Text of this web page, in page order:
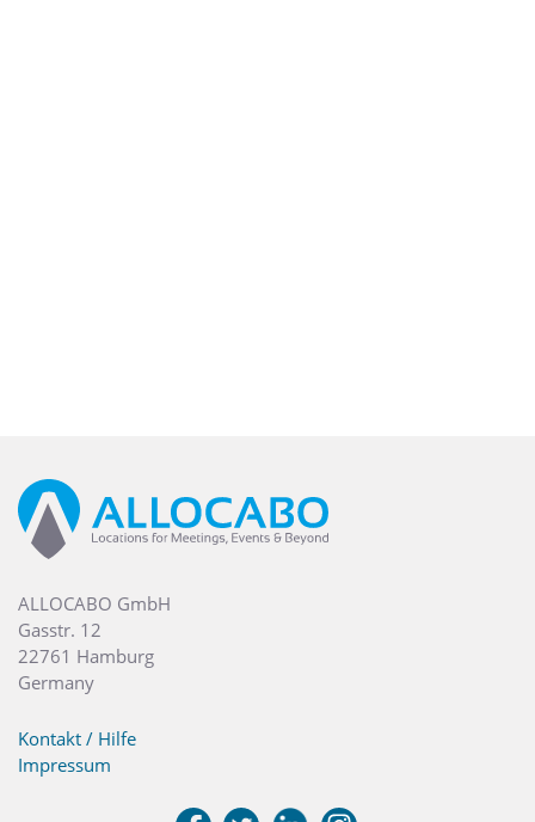
ALLOCABO GmbH
Gasstr. 12
22761 Hamburg
Germany
Kontakt / Hilfe
Impressum